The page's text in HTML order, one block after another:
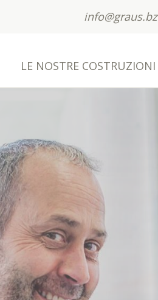
info@graus.bz
LE NOSTRE COSTRUZIONI